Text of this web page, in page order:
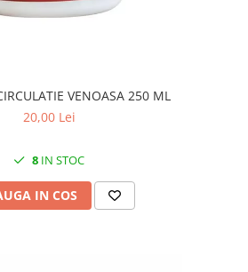
VENOASA 250 ML
20,00 Lei
8 IN STOC
IN COS